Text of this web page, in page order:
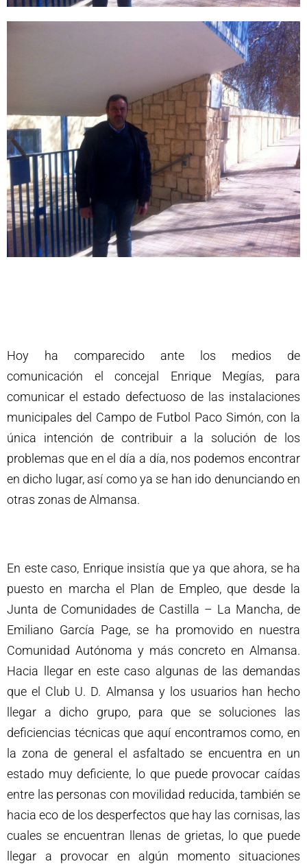
Hoy ha comparecido ante los medios de
comunicación el concejal Enrique Megías, para
comunicar el estado defectuoso de las instalaciones
municipales del Campo de Futbol Paco Simón, con la
única intención de contribuir a la solución de los
problemas que en el día a día, nos podemos encontrar
en dicho lugar, así como ya se han ido denunciando en
otras zonas de Almansa.
En este caso, Enrique insistía que ya que ahora, se ha
puesto en marcha el Plan de Empleo, que desde la
Junta de Comunidades de Castilla – La Mancha, de
Emiliano García Page, se ha promovido en nuestra
Comunidad Autónoma y más concreto en Almansa.
Hacia llegar en este caso algunas de las demandas
que el Club U. D. Almansa y los usuarios han hecho
llegar a dicho grupo, para que se soluciones las
deficiencias técnicas que aquí encontramos como, en
la zona de general el asfaltado se encuentra en un
estado muy deficiente, lo que puede provocar caídas
entre las personas con movilidad reducida, también se
hacia eco de los desperfectos que hay las cornisas, las
cuales se encuentran llenas de grietas, lo que puede
llegar a provocar en algún momento situaciones